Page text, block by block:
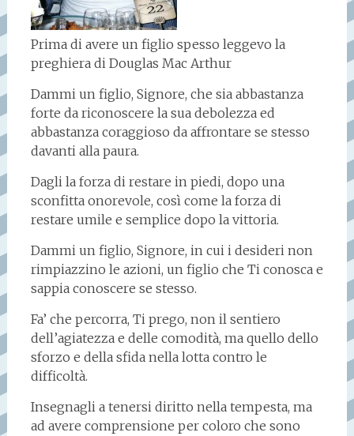
Prima di avere un figlio spesso leggevo la
preghiera di Douglas Mac Arthur
Dammi un figlio, Signore, che sia abbastanza
forte da riconoscere la sua debolezza ed
abbastanza coraggioso da affrontare se stesso
davanti alla paura.
Dagli la forza di restare in piedi, dopo una
sconfitta onorevole, così come la forza di
restare umile e semplice dopo la vittoria.
Dammi un figlio, Signore, in cui i desideri non
rimpiazzino le azioni, un figlio che Ti conosca e
sappia conoscere se stesso.
Fa’ che percorra, Ti prego, non il sentiero
dell’agiatezza e delle comodità, ma quello dello
sforzo e della sfida nella lotta contro le
difficoltà.
Insegnagli a tenersi diritto nella tempesta, ma
ad avere comprensione per coloro che sono